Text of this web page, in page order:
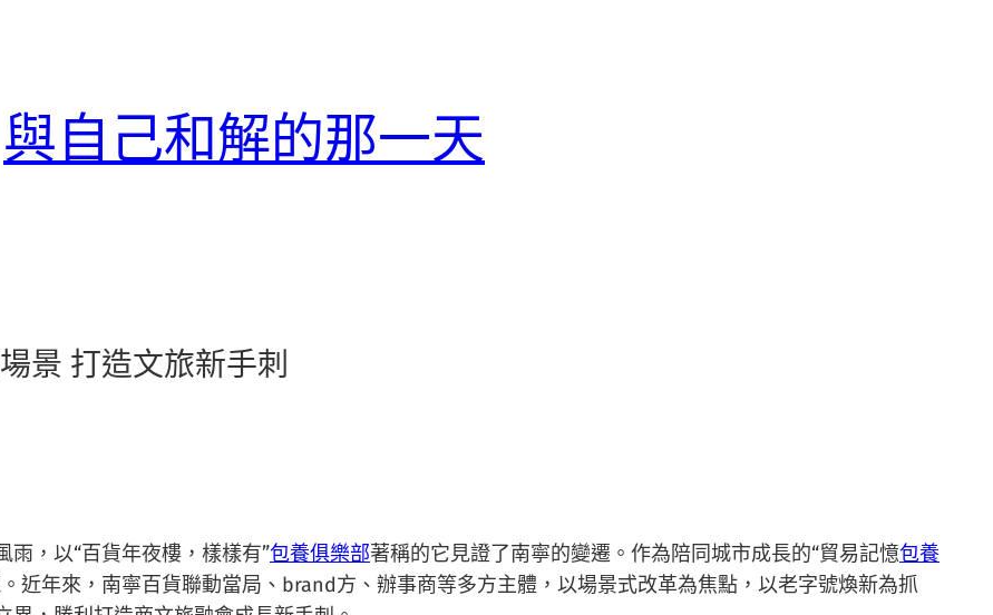
與自己和解的那一天
景 打造文旅新手刺
雨，以“百貨年夜樓，樣樣有”包養俱樂部著稱的它見證了南寧的變遷。作為陪同城市成長的“貿易記憶包養
近年來，南寧百貨聯動當局、brand方、辦事商等多方主體，以場景式改革為焦點，以老字號煥新為抓